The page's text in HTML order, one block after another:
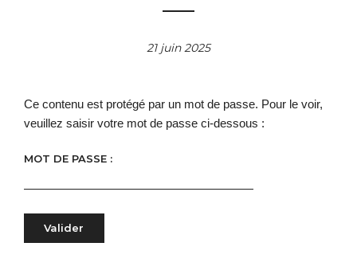
21 juin 2025
Ce contenu est protégé par un mot de passe. Pour le voir,
veuillez saisir votre mot de passe ci-dessous :
MOT DE PASSE :